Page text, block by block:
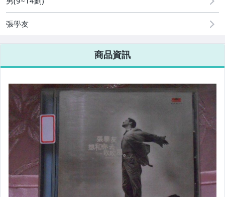
張學友
商品資訊